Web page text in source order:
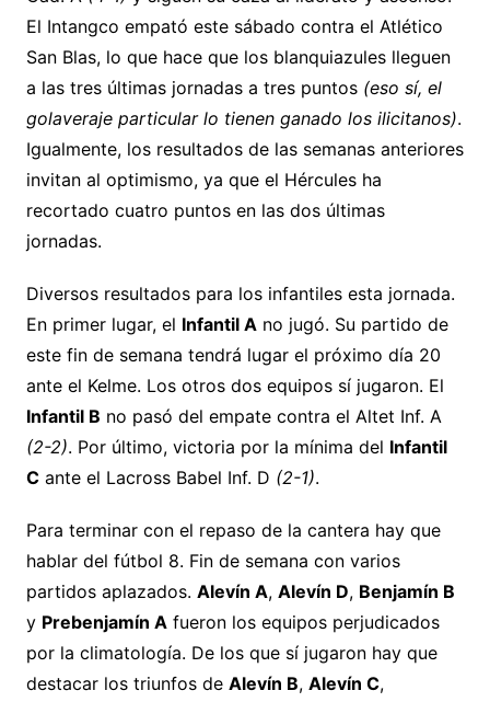
El Intangco empató este sábado contra el Atlético
San Blas, lo que hace que los blanquiazules lleguen
a las tres últimas jornadas a tres puntos (eso sí, el
golaveraje particular lo tienen ganado los ilicitanos).
Igualmente, los resultados de las semanas anteriores
invitan al optimismo, ya que el Hércules ha
recortado cuatro puntos en las dos últimas
jornadas.
Diversos resultados para los infantiles esta jornada.
En primer lugar, el Infantil Ano jugó. Su partido de
este fin de semana tendrá lugar el próximo día 20
ante el Kelme. Los otros dos equipos sí jugaron. El
Infantil B no pasó del empate contra el Altet Inf. A
(2-2). Por último, victoria por la mínima del Infantil
Cante el Lacross Babel Inf. D (2-1).
Para terminar con el repaso de la cantera hay que
hablar del fútbol 8. Fin de semana con varios
partidos aplazados. Alevín A, Alevín D, Benjamín B
y Prebenjamín Afueron los equipos perjudicados
por la climatología. De los que sí jugaron hay que
destacar los triunfos de Alevín B, Alevín C,